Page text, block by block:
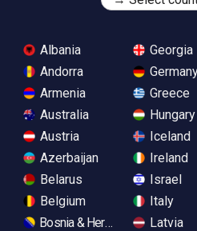
Albania
Andorra
Armenia
Australia
Austria
Azerbaijan
Belarus
Belgium
Bosnia & Herzegovina
Georgia
Greece
Hungary
Iceland
Ireland
Israel
Italy
Latvia